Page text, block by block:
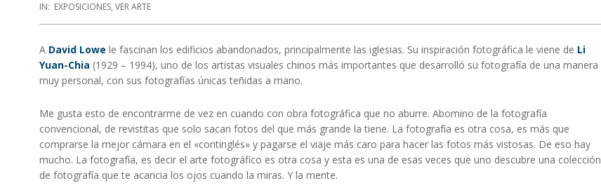
IN: EXPOSICIONES, VER ARTE
A David Lowe le fascinan los edificios abandonados, principalmente las iglesias. Su inspiración fotográfica le viene de Li
Yuan-Chia (1929 – 1994), uno de los artistas visuales chinos más importantes que desarrolló su fotografía de una manera
muy personal, con sus fotografías únicas teñidas a mano.
Me gusta esto de encontrarme de vez en cuando con obra fotográfica que no aburre. Abomino de la fotografía
convencional, de revistitas que solo sacan fotos del que más grande la tiene. La fotografía es otra cosa, es más que
comprarse la mejor cámara en el «continglés» y pagarse el viaje más caro para hacer las fotos más vistosas. De eso hay
mucho. La fotografía, es decir el arte fotográfico es otra cosa y esta es una de esas veces que uno descubre una colección
de fotografía que te acaricia los ojos cuando la miras. Y la mente.